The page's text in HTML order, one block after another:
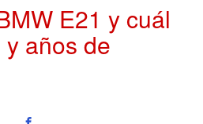
E21 y cuál
años de